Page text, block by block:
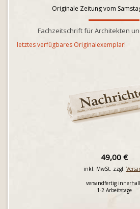
Originale Zeitung vom
Fachzeitschrift für Architekten
letztes verfügbares Originalexemplar!
49,00 €
inkl. MwSt. zzgl.
versandfertig
1-2 Arbeitstage